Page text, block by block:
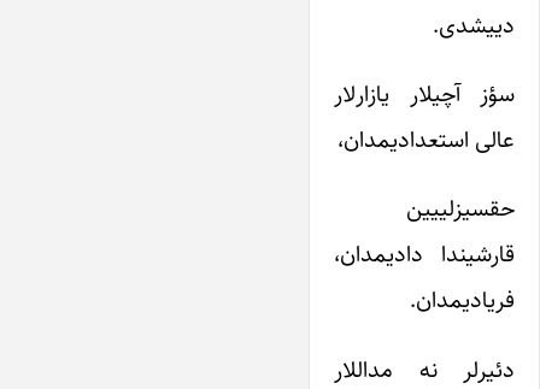
دییشدی.
سؤز آچیلار یازارلار
عالی استعدادیمدان،
حقسیزلییین
قارشیندا دادیمدان،
فریادیمدان.
دئیرلر نه مداللار